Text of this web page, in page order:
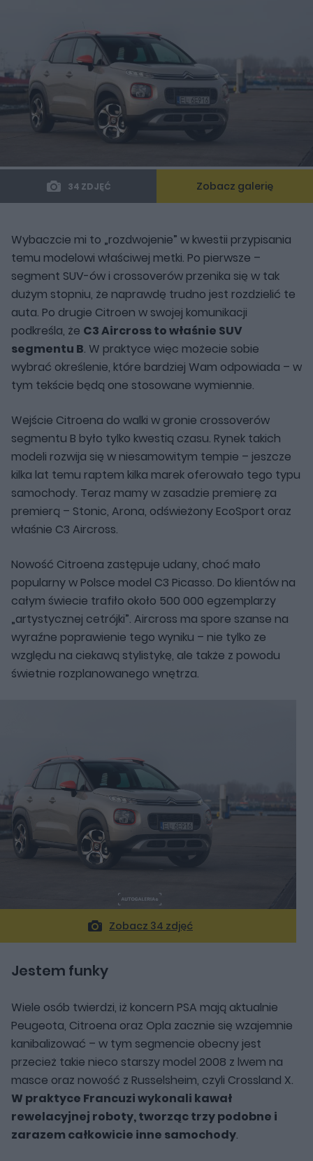
34 ZDJĘĆ Zobacz galerię
Wybaczcie mi to „rozdwojenie” w kwestii przypisania
temu modelowi właściwej metki. Po pierwsze –
segment SUV-ów i crossoverów przenika się w tak
dużym stopniu, że naprawdę trudno jest rozdzielić te
auta. Po drugie Citroen w swojej komunikacji
podkreśla, że C3 Aircross to właśnie SUV
segmentu B. W praktyce więc możecie sobie
wybrać określenie, które bardziej Wam odpowiada – w
tym tekście będą one stosowane wymiennie.
Wejście Citroena do walki w gronie crossoverów
segmentu B było tylko kwestią czasu. Rynek takich
modeli rozwija się w niesamowitym tempie – jeszcze
kilka lat temu raptem kilka marek oferowało tego typu
samochody. Teraz mamy w zasadzie premierę za
premierą – Stonic, Arona, odświeżony EcoSport oraz
właśnie C3 Aircross.
Nowość Citroena zastępuje udany, choć mało
popularny w Polsce model C3 Picasso. Do klientów na
całym świecie trafiło około 500 000 egzemplarzy
„artystycznej cetrójki”. Aircross ma spore szanse na
wyraźne poprawienie tego wyniku – nie tylko ze
względu na ciekawą stylistykę, ale także z powodu
świetnie rozplanowanego wnętrza.
Zobacz 34 zdjęć
Jestem funky
Wiele osób twierdzi, iż koncern PSA mają aktualnie
Peugeota, Citroena oraz Opla zacznie się wzajemnie
kanibalizować – w tym segmencie obecny jest
przecież takie nieco starszy model 2008 z lwem na
masce oraz nowość z Russelsheim, czyli Crossland X.
W praktyce Francuzi wykonali kawał
rewelacyjnej roboty, tworząc trzy podobne i
zarazem całkowicie inne samochody.